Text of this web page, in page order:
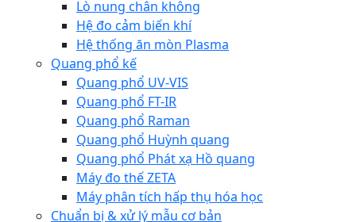
Lò nung chân không
Hệ đo cảm biến khí
Hệ thống ăn mòn Plasma
Quang phổ kế
Quang phổ UV-VIS
Quang phổ FT-IR
Quang phổ Raman
Quang phổ Huỳnh quang
Quang phổ Phát xạ Hồ quang
Máy đo thế ZETA
Máy phân tích hấp thụ hóa học
Chuẩn bị & xử lý mẫu cơ bản